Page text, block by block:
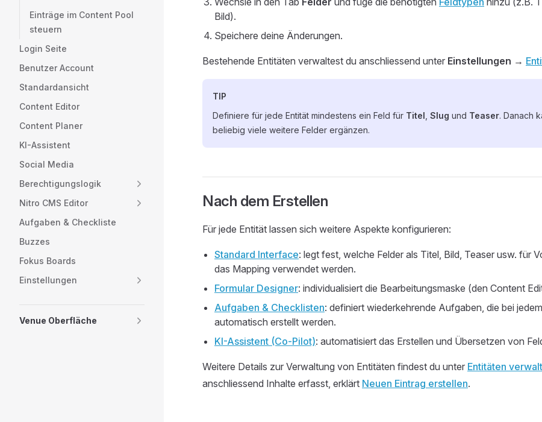
Einträge im Content Pool
steuern
Login Seite
Benutzer Account
Standardansicht
Content Editor
Content Planer
KI-Assistent
Social Media
Berechtigungslogik
Nitro CMS Editor
Aufgaben & Checkliste
Buzzes
Fokus Boards
Einstellungen
Venue Oberfläche
Bild).
Speichere deine Änderungen.
Bestehende Entitäten verwaltest du anschliessend unter Einstellungen →
TIP
Definiere für jede Entität mindestens ein Feld für Titel Slug und Teaser. Danach
beliebig viele weitere Felder ergänzen.
Nach dem Erstellen
Für jede Entität lassen sich weitere Aspekte konfigurieren:
Standard Interface: legt fest, welche Felder als Titel, Bild, Teaser usw. für
das Mapping verwendet werden.
Formular Designer: individualisiert die Bearbeitungsmaske (den Content
Aufgaben & Checklisten: definiert wiederkehrende Aufgaben, die bei
automatisch erstellt werden.
KI-Assistent (Co-Pilot): automatisiert das Erstellen und Übersetzen von
Weitere Details zur Verwaltung von Entitäten findest du unter Entitäten
anschliessend Inhalte erfasst, erklärt Neuen Eintrag erstellen.